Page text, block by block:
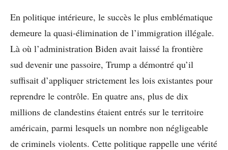
En politique intérieure, le succès le plus emblématique
demeure la quasi-élimination de l’immigration illégale.
Là où l’administration Biden avait laissé la frontière
sud devenir une passoire, Trump a démontré qu’il
suffisait d’appliquer strictement les lois existantes pour
reprendre le contrôle. En quatre ans, plus de dix
millions de clandestins étaient entrés sur le territoire
américain, parmi lesquels un nombre non négligeable
de criminels violents. Cette politique rappelle une vérité